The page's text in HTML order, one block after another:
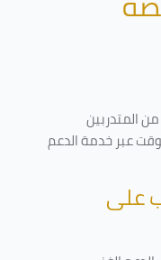
المتدربين
عبر خدمة الدعم
على